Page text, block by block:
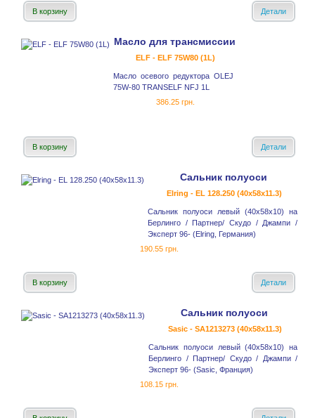
В корзину Детали
Масло для трансмиссии
ELF - ELF 75W80 (1L)
Масло осевого редуктора OLEJ
75W-80 TRANSELF NFJ 1L
386.25 грн.
В корзину Детали
Сальник полуоси
Elring - EL 128.250 (40x58x11.3)
Сальник полуоси левый (40x58x10) на
Берлинго / Партнер/ Скудо / Джампи /
Эксперт 96- (Elring, Германия)
190.55 грн.
В корзину Детали
Сальник полуоси
Sasic - SA1213273 (40x58x11.3)
Сальник полуоси левый (40x58x10) на
Берлинго / Партнер/ Скудо / Джампи /
Эксперт 96- (Sasic, Франция)
108.15 грн.